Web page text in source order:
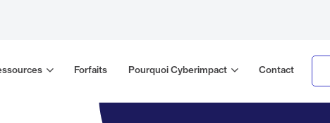
Forfaits Pourquoi Cyberimpact Contact